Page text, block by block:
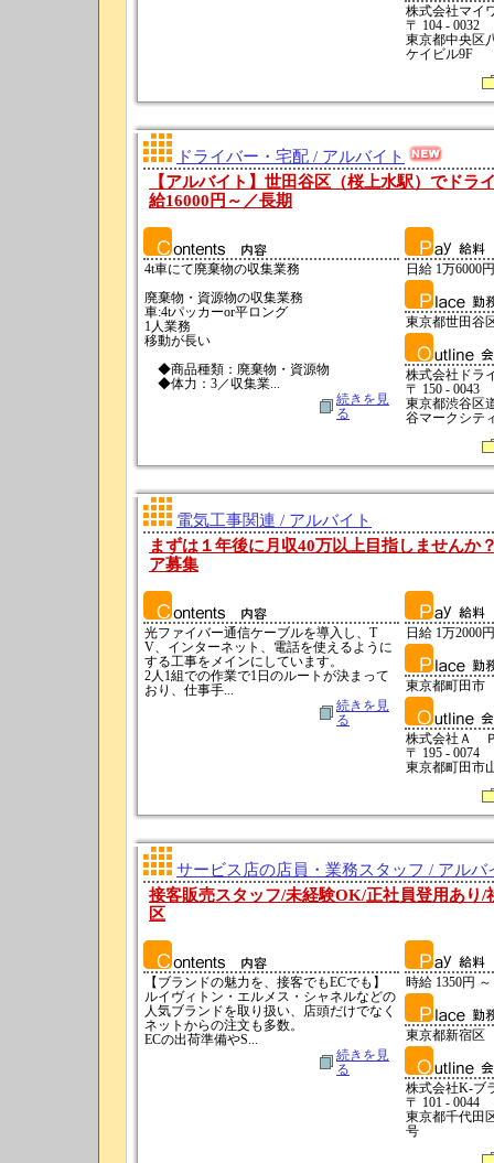
株式会社マイ
〒 104 - 0032
東京都中央区
ケイビル9F
ドライバー・宅配 / アルバイト
【アルバイト】世田谷区（桜上水駅）でドラ
給16000円～／長期
4t車にて廃棄物の収集業務
廃棄物・資源物の収集業務
車:4tパッカーor平ロング
1人業務
移動が長い
◆商品種類：廃棄物・資源物
◆体力：3／収集業...
続きを見
る
日給 1万6000
東京都世田谷
株式会社ドラ
〒 150 - 0043
東京都渋谷区
谷マークシテ
電気工事関連 / アルバイト
まずは１年後に月収40万以上目指しませんか
ア募集
光ファイバー通信ケーブルを導入し、T
V、インターネット、電話を使えるように
する工事をメインにしています。
2人1組での作業で1日のルートが決まって
おり、仕事手...
続きを見
る
日給 1万2000
東京都町田市
株式会社Ａ
〒 195 - 0074
東京都町田市
サービス店の店員・業務スタッフ / アルバ
接客販売スタッフ/未経験OK/正社員登用あり/
区
【ブランドの魅力を、接客でもECでも】
ルイヴィトン・エルメス・シャネルなどの
人気ブランドを取り扱い、店頭だけでなく
ネットからの注文も多数。
ECの出荷準備やS...
続きを見
る
時給 1350円 ～
東京都新宿区
株式会社K-ブ
〒 101 - 0044
東京都千代田
号